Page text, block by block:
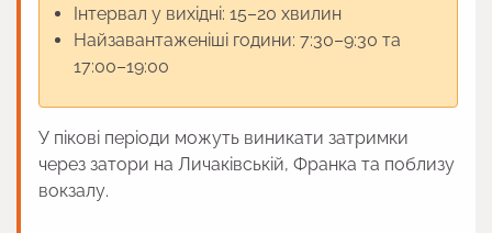
Інтервал у вихідні: 15–20 хвилин
Найзавантаженіші години: 7:30–9:30 та
17:00–19:00
У пікові періоди можуть виникати затримки
через затори на Личаківській, Франка та поблизу
вокзалу.